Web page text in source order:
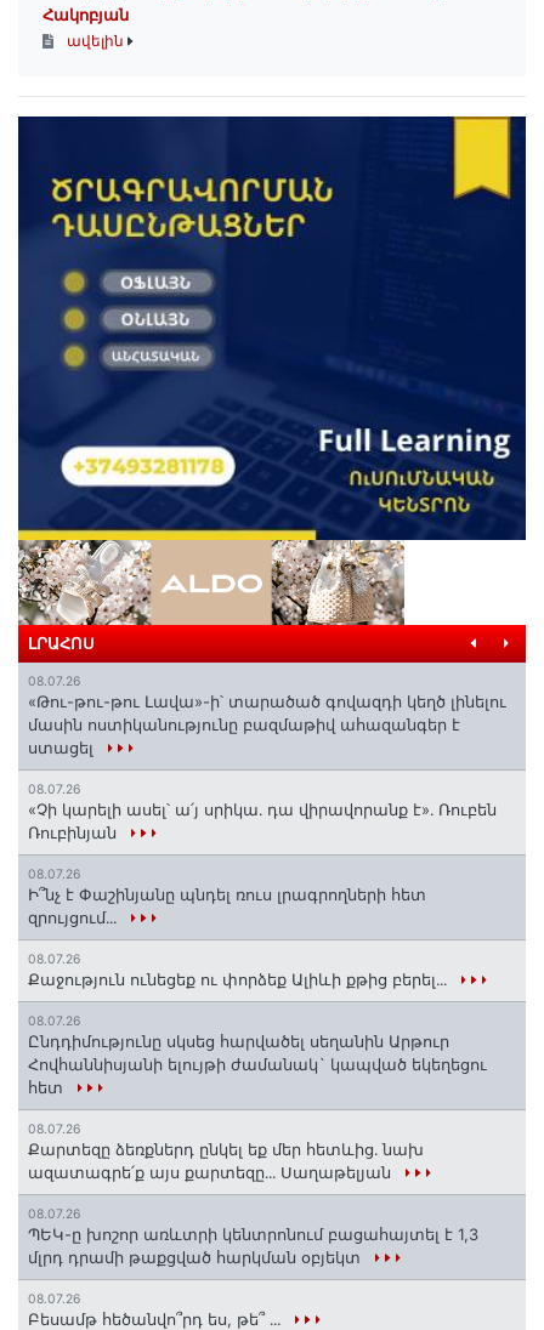
Հակոբյան
ավելին
ԼՐԱՀՈՍ
08.07.26
«Թու-թու-թու Լավա»-ի՝ տարածած գովազդի կեղծ լինելու
մասին ոստիկանությունը բազմաթիվ ահազանգեր է
ստացել
08.07.26
«Չի կարելի ասել՝ ա՛յ սրիկա․ դա վիրավորանք է»․ Ռուբեն
Ռուբինյան
08.07.26
Ի՞նչ է Փաշինյանը պնդել ռուս լրագրողների հետ
զրույցում․․․
08.07.26
Քաջություն ունեցեք ու փորձեք Ալիևի քթից բերել․․․
08.07.26
Ընդդիմությունը սկսեց հարվածել սեղանին Արթուր
Հովհաննիսյանի ելույթի ժամանակ` կապված եկեղեցու
հետ
08.07.26
Քարտեզը ձեռքներդ ընկել եք մեր հետևից․ նախ
ազատագրե՛ք այս քարտեզը․․․ Սաղաթելյան
08.07.26
ՊԵԿ-ը խոշոր առևտրի կենտրոնում բացահայտել է 1,3
մլրդ դրամի թաքցված հարկման օբյեկտ
08.07.26
Բեսամթ հեծանվո՞րդ ես, թե՞ ․․․